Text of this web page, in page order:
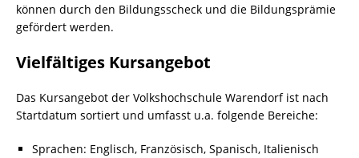
können durch den Bildungsscheck und die Bildungsprämie
gefördert werden.
Vielfältiges Kursangebot
Das Kursangebot der Volkshochschule Warendorf ist nach
Startdatum sortiert und umfasst u.a. folgende Bereiche:
Sprachen: Englisch, Französisch, Spanisch, Italienisch